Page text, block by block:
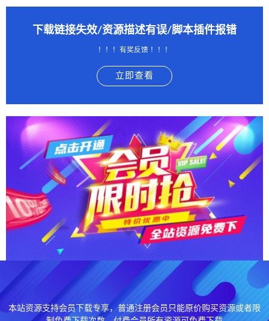
下载链接失效/资源描述有误/脚本插件报错
！！！有奖反馈 ！！！
立即查看
本站资源支持会员下载专享，普通注册会员只能原价购买资源或者限